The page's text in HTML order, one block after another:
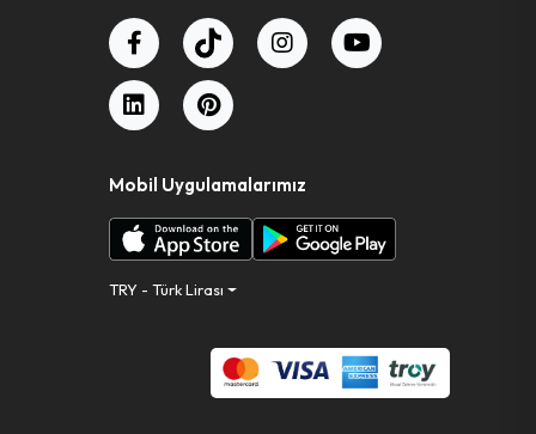
Mobil Uygulamalarımız
TRY - Türk Lirası